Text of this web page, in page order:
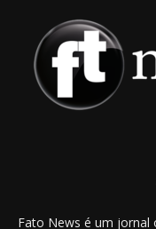
Fato News é um jornal